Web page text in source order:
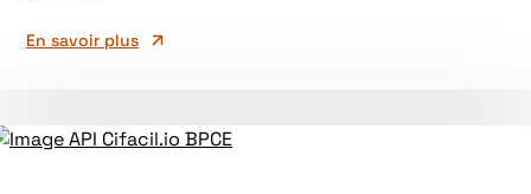
En savoir plus